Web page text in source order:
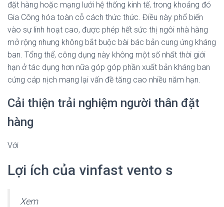
đặt hàng hoặc mạng lưới hệ thống kinh tế, trong khoảng đó
Gia Công hóa toàn cỗ cách thức thức. Điều này phổ biến
vào sự linh hoạt cao, được phép hết sức thị ngôi nhà hàng
mở rộng nhưng không bắt buộc bài bác bản cung ứng kháng
ban. Tổng thể, công dụng này không một số nhất thời giới
hạn ở tác dụng hơn nữa góp góp phần xuất bản kháng ban
cứng cáp nịch mang lại vấn đề tăng cao nhiều năm hạn.
Cải thiện trải nghiệm người thân đặt
hàng
Với
Lợi ích của vinfast vento s
Xem